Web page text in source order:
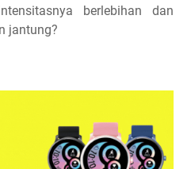
berlebihan dan
jantung?